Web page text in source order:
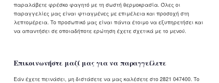
παραλάβετε φρέσκο φαγητό με τη σωστή θερμοκρασία. Όλες οι
παραγγελίες μας είναι φτιαγμένες με επιμέλεια και προσοχή στη
λεπτομέρεια. Το προσωπικό μας είναι πάντα έτοιμο να εξυπηρετήσει και
να απαντήσει σε οποιαδήποτε ερώτηση έχετε σχετικά με το μενού.
Επικοινωνήστε μαζί μας για να παραγγείλετε
Εάν έχετε πεινάσει, μη διστάσετε να μας καλέσετε στο 2821 047400. Το